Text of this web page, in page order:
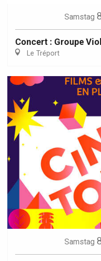
Samstag
Concert : Groupe
Le Tréport
Samstag